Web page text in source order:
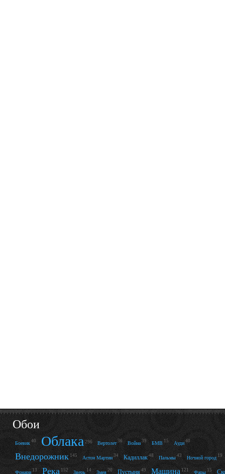
Обои
Боевик 40 Облака 296 Вертолет 36 Война 39 БМВ 15 Ауди 40
Внедорожник 145 Астон Мартин 34 Кадиллак 48 Пальмы 43 Ночной город 19
Фонари 13 Река 152 Зверь 14 Змея 20 Пустыня 49 Машина 121 Фары 15